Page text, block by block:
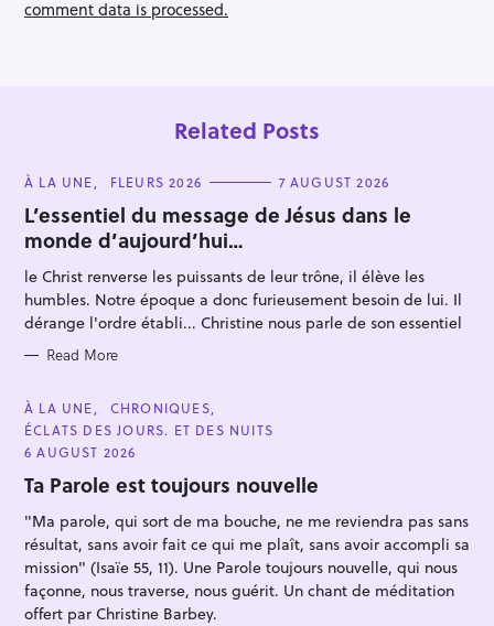
i
comment data is processed.
Related Posts
C
T
E
G
O
R
I
E
S
À LA UNE FLEURS 2026 7 AUGUST 2026
L’essentiel du message de Jésus dans le
monde d’aujourd’hui…
le Christ renverse les puissants de leur trône, il élève les
humbles. Notre époque a donc furieusement besoin de lui. Il
dérange l'ordre établi... Christine nous parle de son essentiel
Read More
C
A
T
E
G
O
R
E
À LA UNE
CHRONIQUES
ÉCLATS DES JOURS. ET DES NUITS
6 AUGUST 2026
Ta Parole est toujours nouvelle
"Ma parole, qui sort de ma bouche, ne me reviendra pas sans
résultat, sans avoir fait ce qui me plaît, sans avoir accompli sa
mission" (Isaïe 55, 11). Une Parole toujours nouvelle, qui nous
façonne, nous traverse, nous guérit. Un chant de méditation
offert par Christine Barbey.
S
e
a
c
h
f
o
r
: